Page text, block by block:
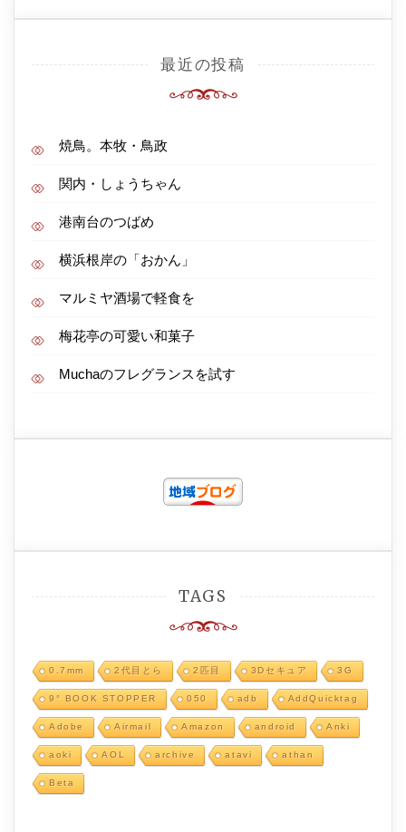
最近の投稿
焼鳥。本牧・鳥政
関内・しょうちゃん
港南台のつばめ
横浜根岸の「おかん」
マルミヤ酒場で軽食を
梅花亭の可愛い和菓子
Muchaのフレグランスを試す
TAGS
0.7mm 2代目とら 2匹目 3Dセキュア 3G
9° BOOK STOPPER 050 adb AddQuicktag
Adobe Airmail Amazon android Anki
aoki AOL archive atavi athan
Beta